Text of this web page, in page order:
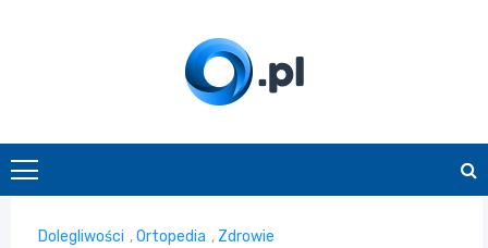
O.pl
Dolegliwości ,Ortopedia , Zdrowie